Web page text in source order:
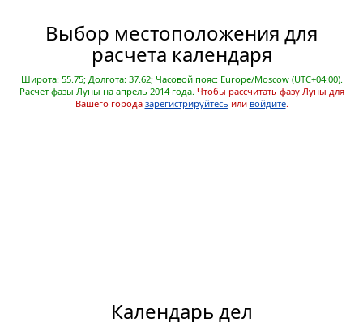
Выбор местоположения для
расчета календаря
Широта: 55.75; Долгота: 37.62; Часовой пояс: Europe/Moscow (UTC+04:00).
Расчет фазы Луны на апрель 2014 года. Чтобы рассчитать фазу Луны для
Вашего города зарегистрируйтесь или войдите.
Календарь дел